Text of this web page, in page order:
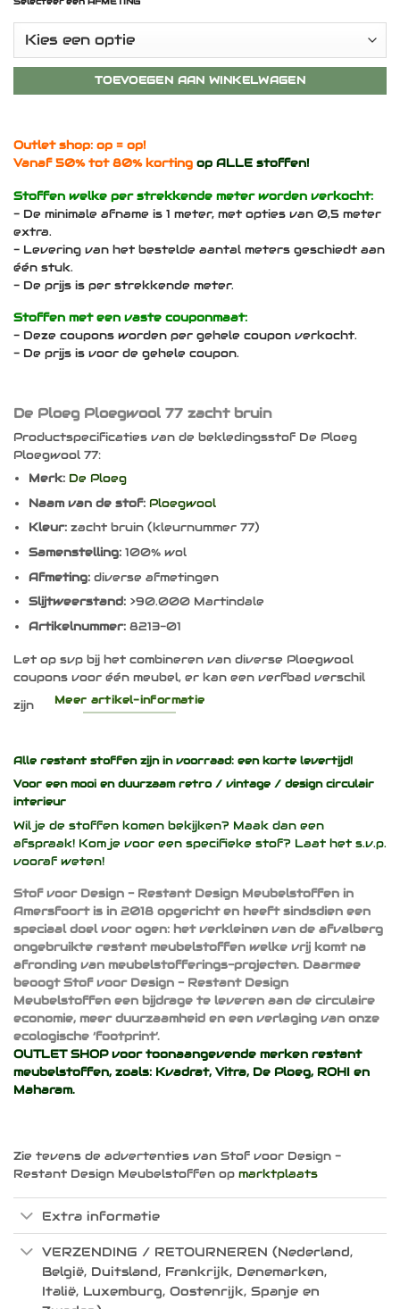
TOEVOEGEN AAN WINKELWAGEN
Outlet shop: op = op!
Vanaf 50% tot 80% korting op ALLE stoffen!
Stoffen welke per strekkende meter worden verkocht:
- De minimale afname is 1 meter, met opties van 0,5 meter
extra.
- Levering van het bestelde aantal meters geschiedt aan
één stuk.
- De prijs is per strekkende meter.
Stoffen met een vaste couponmaat:
- Deze coupons worden per gehele coupon verkocht.
- De prijs is voor de gehele coupon.
De Ploeg Ploegwool 77 zacht bruin
Productspecificaties van de bekledingsstof De Ploeg
Ploegwool 77:
Merk: De Ploeg
Naam van de stof: Ploegwool
Kleur:zacht bruin (kleurnummer 77)
Samenstelling:100% wol
Afmeting: diverse afmetingen
Slijtweerstand:>90.000 Martindale
Artikelnummer:8213-01
Let op svp bij het combineren van diverse Ploegwool
coupons voor één meubel, er kan een verfbad verschil
zijn
Meer artikel-informatie
Alle restant stoffen zijn in voorraad: een korte levertijd!
Voor een mooi en duurzaam retro / vintage / design circulair
interieur
Wil je de stoffen komen bekijken? Maak dan een
afspraak! Kom je voor een specifieke stof? Laat het s.v.p.
vooraf weten!
Stof voor Design - Restant Design Meubelstoffen in
Amersfoort is in 2018 opgericht en heeft sindsdien een
speciaal doel voor ogen: het verkleinen van de afvalberg
ongebruikte restant meubelstoffen welke vrij komt na
afronding van meubelstofferings-projecten. Daarmee
beoogt Stof voor Design - Restant Design
Meubelstoffen een bijdrage te leveren aan de circulaire
economie, meer duurzaamheid en een verlaging van onze
ecologische ‘footprint’.
OUTLET SHOP voor toonaangevende merken restant
meubelstoffen, zoals: Kvadrat, Vitra, De Ploeg, ROHI en
Maharam.
Zie tevens de advertenties van Stof voor Design -
Restant Design Meubelstoffen op marktplaats
Extra informatie
VERZENDING / RETOURNEREN (Nederland,
België, Duitsland, Frankrijk, Denemarken,
Italië, Luxemburg, Oostenrijk, Spanje en